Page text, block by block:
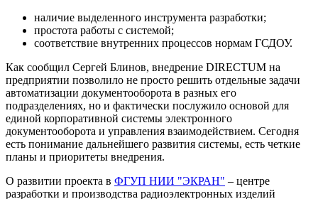
наличие выделенного инструмента разработки;
простота работы с системой;
соответствие внутренних процессов нормам ГСДОУ.
Как сообщил Сергей Блинов, внедрение DIRECTUM на
предприятии позволило не просто решить отдельные задачи
автоматизации документооборота в разных его
подразделениях, но и фактически послужило основой для
единой корпоративной системы электронного
документооборота и управления взаимодействием. Сегодня
есть понимание дальнейшего развития системы, есть четкие
планы и приоритеты внедрения.
О развитии проекта в ФГУП НИИ "ЭКРАН" – центре
разработки и производства радиоэлектронных изделий